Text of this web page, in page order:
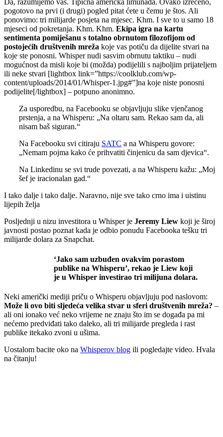
Da, razumijemo vas. Tipična američka limunada. Ovako izrečeno,
pogotovo na prvi (i drugi) pogled pitat ćete u čemu je štos. Ali
ponovimo: tri milijarde posjeta na mjesec. Khm. I sve to u samo 18
mjeseci od pokretanja. Khm. Khm. Ekipa igra na kartu
sentimenta pomiješanu s totalno obrnutom filozofijom od
postojećih društvenih mreža koje vas potiču da dijelite stvari na
koje ste ponosni. Whisper nudi sasvim obrnutu taktiku – nudi
mogućnost da misli koje bi (možda) podijelili s najboljim prijateljem
ili neke stvari [lightbox link=”https://coolklub.com/wp-
content/uploads/2014/01/Whisper-1.jpg#”]na koje niste ponosni
podijelite[/lightbox] – potpuno anonimno.
Za usporedbu, na Facebooku se objavljuju slike vjenčanog
prstenja, a na Whisperu: „Na oltaru sam. Rekao sam da, ali
nisam baš siguran.“
Na Facebooku svi citiraju SATC a na Whisperu govore:
„Nemam pojma kako će prihvatiti činjenicu da sam djevica“.
Na Linkedinu se svi trude povezati, a na Whisperu kažu: „Moj
šef je iracionalan gad.“
I tako dalje i tako dalje. Naravno, nije sve tako crno ima i uistinu
lijepih želja
Posljednji u nizu investitora u Whisper je Jeremy Liew koji je široj
javnosti postao poznat kada je odbio ponudu Facebooka tešku tri
milijarde dolara za Snapchat.
‘Jako sam uzbuđen ovakvim porastom
publike na Whisperu’, rekao je Liew koji
je u Whisper investirao tri milijuna dolara.
Neki američki mediji priču o Whisperu objavljuju pod naslovom:
Može li ovo biti sljedeća velika stvar u sferi društvenih mreža? –
ali oni ionako već neko vrijeme ne znaju što im se događa pa mi
nećemo predviđati tako daleko, ali tri milijarde pregleda i rast
publike itekako zvoni u ušima.
Uostalom bacite oko na Whisperov blog ili pogledajte video. Hvala
na čitanju!